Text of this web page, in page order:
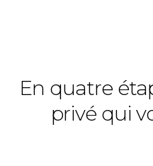
En quatre
privé qui